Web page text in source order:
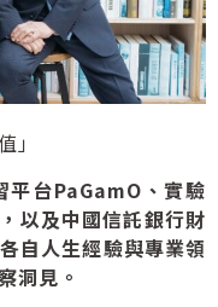
」
平台PaGamO、實驗
以及中國信託銀行財
自人生經驗與專業領
洞見。